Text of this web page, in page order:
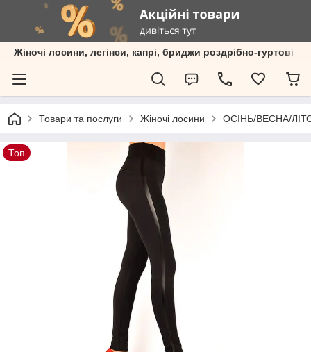
Жіночі лосини, легінси, капрі, бриджи роздрібно-гуртові
Товари та послуги Жіночі лосини ОСІНЬ/ВЕСНА/
Топ